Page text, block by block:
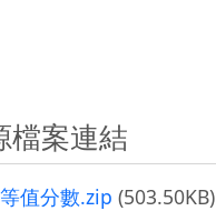
檔案連結
值分數.zip (503.50KB)